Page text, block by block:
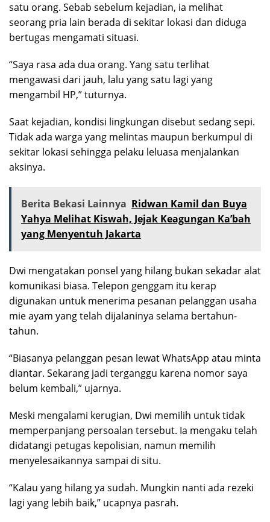
satu orang. Sebab sebelum kejadian, ia melihat
seorang pria lain berada di sekitar lokasi dan diduga
bertugas mengamati situasi.
“Saya rasa ada dua orang. Yang satu terlihat
mengawasi dari jauh, lalu yang satu lagi yang
mengambil HP,” tuturnya.
Saat kejadian, kondisi lingkungan disebut sedang sepi.
Tidak ada warga yang melintas maupun berkumpul di
sekitar lokasi sehingga pelaku leluasa menjalankan
aksinya.
Berita Bekasi Lainnya Ridwan Kamil dan Buya
Yahya Melihat Kiswah, Jejak Keagungan Ka’bah
yang Menyentuh Jakarta
Dwi mengatakan ponsel yang hilang bukan sekadar alat
komunikasi biasa. Telepon genggam itu kerap
digunakan untuk menerima pesanan pelanggan usaha
mie ayam yang telah dijalaninya selama bertahun-
tahun.
“Biasanya pelanggan pesan lewat WhatsApp atau minta
diantar. Sekarang jadi terganggu karena nomor saya
belum kembali,” ujarnya.
Meski mengalami kerugian, Dwi memilih untuk tidak
memperpanjang persoalan tersebut. Ia mengaku telah
didatangi petugas kepolisian, namun memilih
menyelesaikannya sampai di situ.
“Kalau yang hilang ya sudah. Mungkin nanti ada rezeki
lagi yang lebih baik,” ucapnya pasrah.